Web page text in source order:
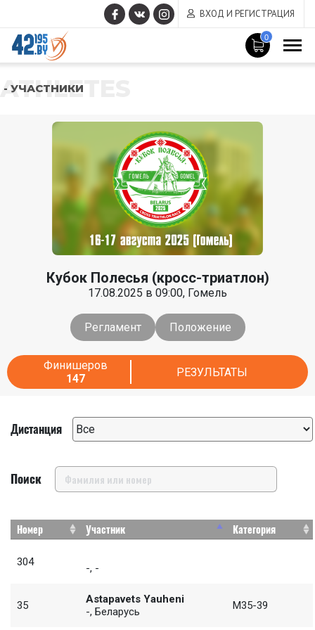
ВХОД И РЕГИСТРАЦИЯ
0
ATHLETES
- УЧАСТНИКИ
Кубок Полесья (кросс-триатлон)
17.08.2025 в 09:00, Гомель
Регламент Положение
Финишеров
147
РЕЗУЛЬТАТЫ
Дистанция
Поиск
Номер Участник Категория
304 -, -
35
Astapavets Yauheni
-, Беларусь
M35-39